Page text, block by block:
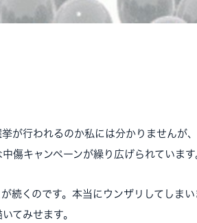
が行われるのか私には分かりませんが
傷キャンペーンが繰り広げられています
続くのです。本当にウンザリしてしまい
てみせます。